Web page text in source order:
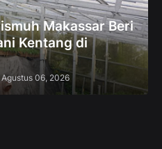
Makassar Beri
Kentang di
Agustus 06, 2026